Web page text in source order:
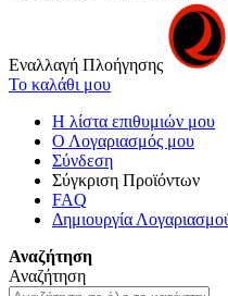
Εναλλαγή Πλοήγησης
Το καλάθι μου
Η λίστα επιθυμιών μου
Ο Λογαριασμός μου
Σύνδεση
Σύγκριση Προϊόντων
FAQ
Δημιουργία
Αναζήτηση
Αναζήτηση